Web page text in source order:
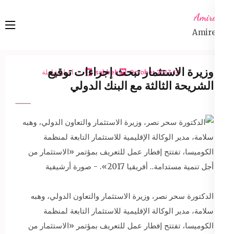
content
Amireta
Amireta
14 October 2017
sabbeh اخبار شاملة
وزيرة الاستثمار تبحث إجراءات توقيع
الشريحة الثالثة مع البنك الدولي
الدكتورة سحر نصر، وزيرة الاستثمار والتعاون الدولي، وهبه
سلامة، مدير الوكالة الإقليمية للاستثمار التابعة لمنظمة
الكوميسا، تفتتح إفطار عمل للتعريف بمؤتمر «الاستثمار من